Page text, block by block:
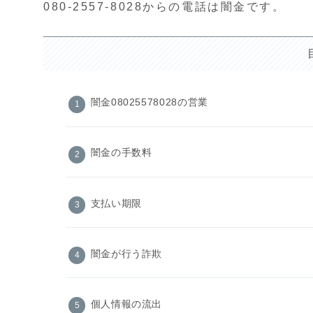
080-2557-8028からの電話は闇金です。
闇金08025578028の営業
闇金の手数料
支払い期限
闇金が行う詐欺
個人情報の流出